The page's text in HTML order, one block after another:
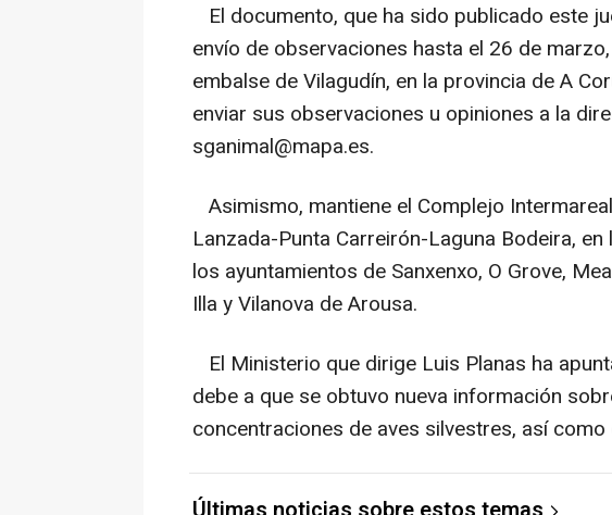
El documento, que ha sido publicado este
envío de observaciones hasta el 26 de
embalse de Vilagudín, en la provincia de A
enviar sus observaciones u opiniones a la
sganimal@mapa.es.
Asimismo, mantiene el Complejo
Lanzada-Punta Carreirón-Laguna Bodeira,
los ayuntamientos de Sanxenxo, O Grove,
Illa y Vilanova de Arousa.
El Ministerio que dirige Luis Planas ha
debe a que se obtuvo nueva información
concentraciones de aves silvestres, así